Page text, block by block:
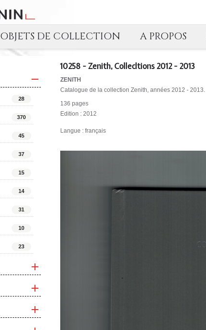
OBJETS DE COLLECTION A PROPOS
28
370
45
37
15
14
31
10
23
10258 - Zenith, Collecltions 2012 - 2013
ZENITH
Catalogue de la collection Zenith, années 2012 - 2013.
136 pages
Edition : 2012
Langue : français